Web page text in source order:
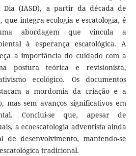
Dia (IASD), a partir da década de
que integra ecologia e escatologia, é
abordagem que vincula a
à esperança escatológica. A
a importância do cuidado com a
postura teórica e revisionista,
ecológico. Os documentos
a mordomia da criação e a
mas sem avanços significativos em
Conclui-se que, apesar de
a ecoescatologia adventista ainda
desenvolvimento, mantendo-se
tradicional.